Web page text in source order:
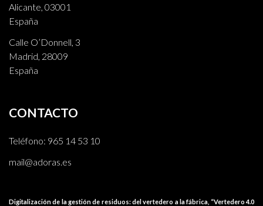
Alicante, 03001
España
Calle O’Donnell, 3
Madrid, 28009
España
CONTACTO
Teléfono: 965 14 53 10
mail@adoras.es
Digitalización de la gestión de residuos: del vertedero a la fábrica, “Vertedero 4.0